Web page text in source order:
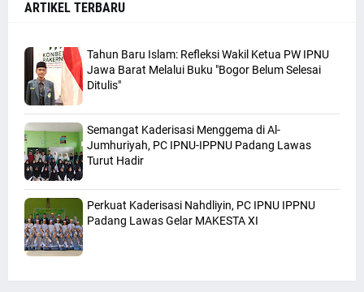
ARTIKEL TERBARU
Tahun Baru Islam: Refleksi Wakil Ketua PW IPNU
Jawa Barat Melalui Buku "Bogor Belum Selesai
Ditulis"
Semangat Kaderisasi Menggema di Al-
Jumhuriyah, PC IPNU-IPPNU Padang Lawas
Turut Hadir
Perkuat Kaderisasi Nahdliyin, PC IPNU IPPNU
Padang Lawas Gelar MAKESTA XI